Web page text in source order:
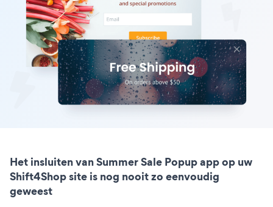
Het insluiten van Summer Sale Popup app op uw
Shift4Shop site is nog nooit zo eenvoudig
geweest